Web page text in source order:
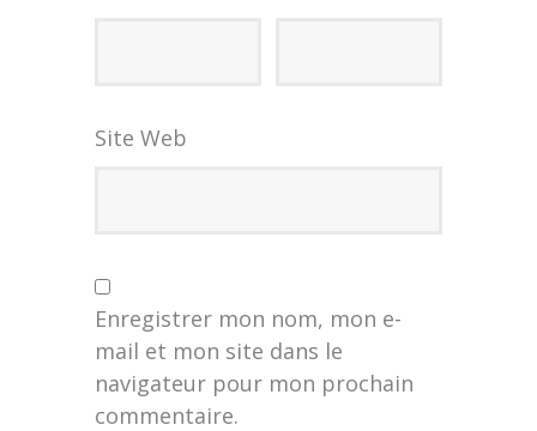
Site Web
Enregistrer mon nom, mon e-
mail et mon site dans le
navigateur pour mon prochain
commentaire.